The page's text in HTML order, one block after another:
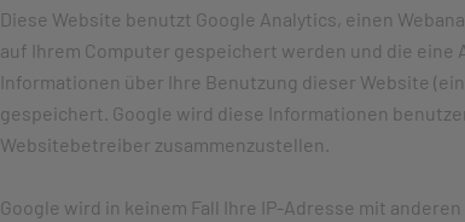
Diese Website benutzt Google Analytics, einen
auf Ihrem Computer gespeichert werden und die eine
Informationen über Ihre Benutzung dieser Website
gespeichert. Google wird diese Informationen
Websitebetreiber zusammenzustellen.
Google wird in keinem Fall Ihre IP-Adresse mit